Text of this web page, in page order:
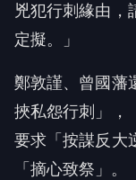
兇犯行刺緣由，
定擬。」
鄭敦謹、曾國藩
挾私怨行刺」，
要求「按謀反大
「摘心致祭」。